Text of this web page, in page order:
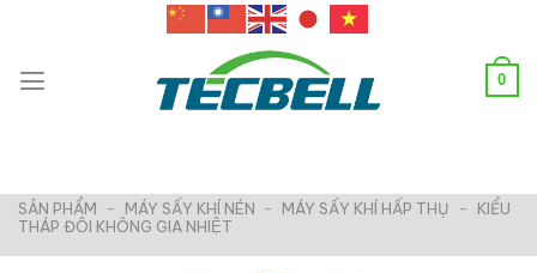
nội
0
SẢN PHẨM - MÁY SẤY KHÍ NÉN - MÁY SẤY KHÍ HẤP THỤ -
KIỂU
THÁP ĐÔI KHÔNG GIA NHIỆT